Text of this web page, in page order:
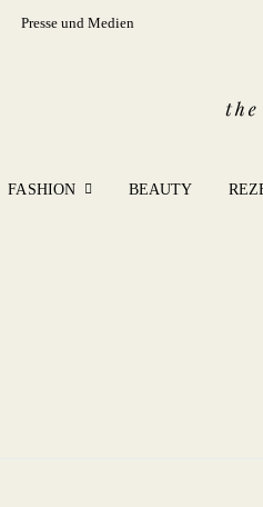
Presse und Medien
FASHION BEAUTY